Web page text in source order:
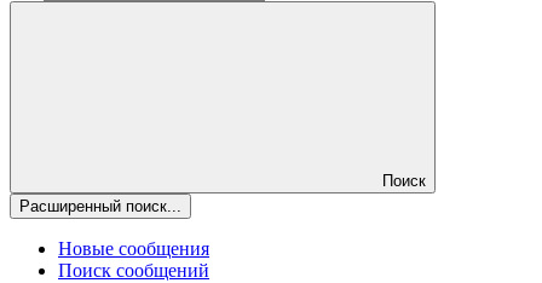
Поиск
Расширенный поиск...
Новые сообщения
Поиск сообщений